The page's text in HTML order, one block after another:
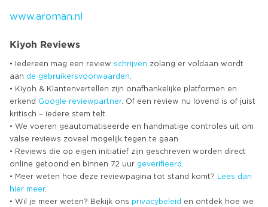
www.aroman.nl
Kiyoh Reviews
• Iedereen mag een review schrijven zolang er voldaan wordt
aan de gebruikersvoorwaarden
• Kiyoh & Klantenvertellen zijn onafhankelijke platformen en
erkend Google reviewpartner. Of een review nu lovend is of juist
kritisch – iedere stem telt.
• We voeren geautomatiseerde en handmatige controles uit om
valse reviews zoveel mogelijk tegen te gaan.
• Reviews die op eigen initiatief zijn geschreven worden direct
online getoond en binnen 72 uur geverifieerd
• Meer weten hoe deze reviewpagina tot stand komt?
Lees dan
hier meer.
• Wil je meer weten? Bekijk ons privacybeleid en ontdek hoe we